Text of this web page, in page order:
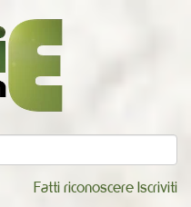
Fatti riconoscere Iscriviti